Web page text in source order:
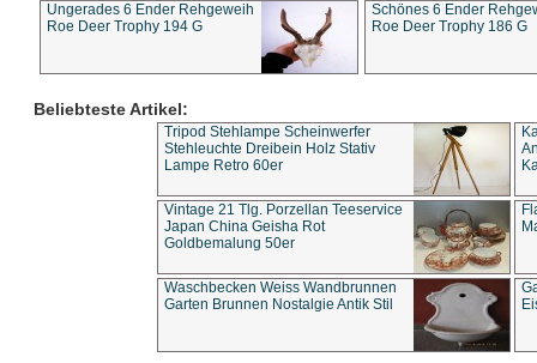
Ungerades 6 Ender Rehgeweih
Roe Deer Trophy 194 G
Schönes 6 Ender
Roe Deer Trophy 186 G
Beliebteste Artikel:
Tripod Stehlampe Scheinwerfer
Stehleuchte Dreibein Holz Stativ
Lampe Retro 60er
Vintage 21 Tlg. Porzellan Teeservice
Japan China Geisha Rot
Goldbemalung 50er
Waschbecken Weiss Wandbrunnen
Garten Brunnen Nostalgie Antik Stil